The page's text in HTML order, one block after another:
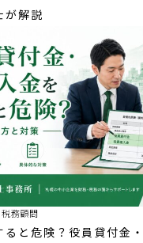
が解説
務顧問
ると危険？役員貸付金